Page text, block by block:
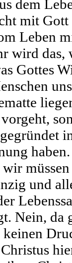
dem
mit Gott
Leben
wird
Gottes
haben.
und
Nein, da